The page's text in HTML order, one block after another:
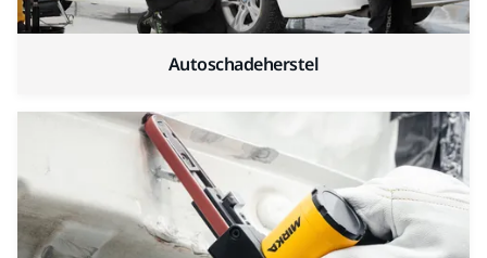
Autoschadeherstel